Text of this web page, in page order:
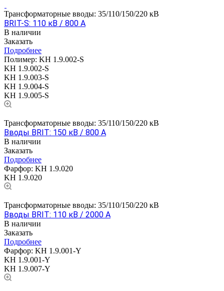
Трансформаторные вводы: 35/110/150/220 кВ
BRIT-S: 110 кВ / 800 А
В наличии
Заказать
Подробнее
Полимер: KH 1.9.002-S
KH 1.9.002-S
KH 1.9.003-S
KH 1.9.004-S
KH 1.9.005-S
Трансформаторные вводы: 35/110/150/220 кВ
Вводы BRIT: 150 кВ / 800 А
В наличии
Заказать
Подробнее
Фарфор: KH 1.9.020
KH 1.9.020
Трансформаторные вводы: 35/110/150/220 кВ
Вводы BRIT: 110 кВ / 2000 А
В наличии
Заказать
Подробнее
Фарфор: KH 1.9.001-Y
KH 1.9.001-Y
KH 1.9.007-Y